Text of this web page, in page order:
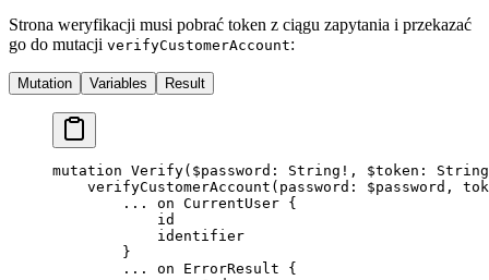
Strona weryfikacji musi pobrać token z ciągu zapytania i przekazać
go do mutacji verifyCustomerAccount:
Mutation Variables Result
mutation Verify( $password : String ! , $token : String
    verifyCustomerAccount
( password : $password ,
        ...
on CurrentUser {
            id
            identifier
        }
        ...
on ErrorResult {